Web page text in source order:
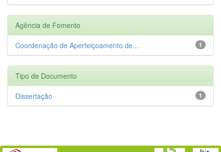
Agência de Fomento
1
Coordenação de Aperfeiçoamento de...
Tipo de Documento
1
Dissertação